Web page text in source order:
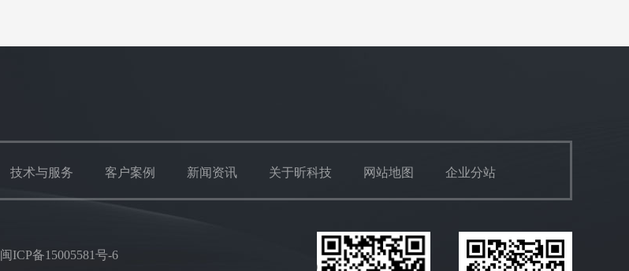
技术与服务 客户案例 新闻资讯 关于昕科技 网站地图 企业分站
闽ICP备15005581号-6